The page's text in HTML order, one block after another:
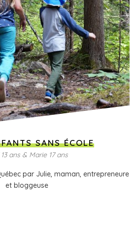
SANS ÉCOLE
ans & Marie 17 ans
par Julie, maman, entrepreneure
et bloggeuse